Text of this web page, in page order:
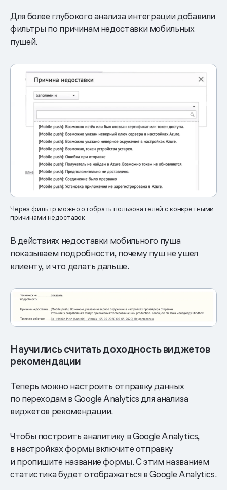
Для более глубокого анализа интеграции добавили
фильтры по причинам недоставки мобильных
пушей.
Через фильтр можно отобрать пользователей с конкретными
причинами недоставок
В действиях недоставки мобильного пуша
показываем подробности, почему пуш не ушел
клиенту, и что делать дальше.
Научились считать доходность виджетов
рекомендации
Теперь можно настроить отправку данных
по переходам в Google Analytics для анализа
виджетов рекомендации.
Чтобы построить аналитику в Google Analytics,
в настройках формы включите отправку
и пропишите название формы. С этим названием
статистика будет отображаться в Google Analytics.